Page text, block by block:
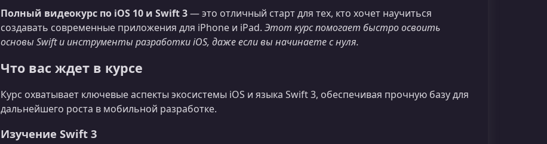
Полный видеокурс по iOS 10 и Swift 3— это отличный старт для тех, кто хочет научиться
создавать современные приложения для iPhone и iPad. Этот курс помогает быстро освоить
основы Swift и инструменты разработки iOS, даже если вы начинаете с нуля.
Что вас ждет в курсе
Курс охватывает ключевые аспекты экосистемы iOS и языка Swift 3, обеспечивая прочную базу для
дальнейшего роста в мобильной разработке.
Изучение Swift 3